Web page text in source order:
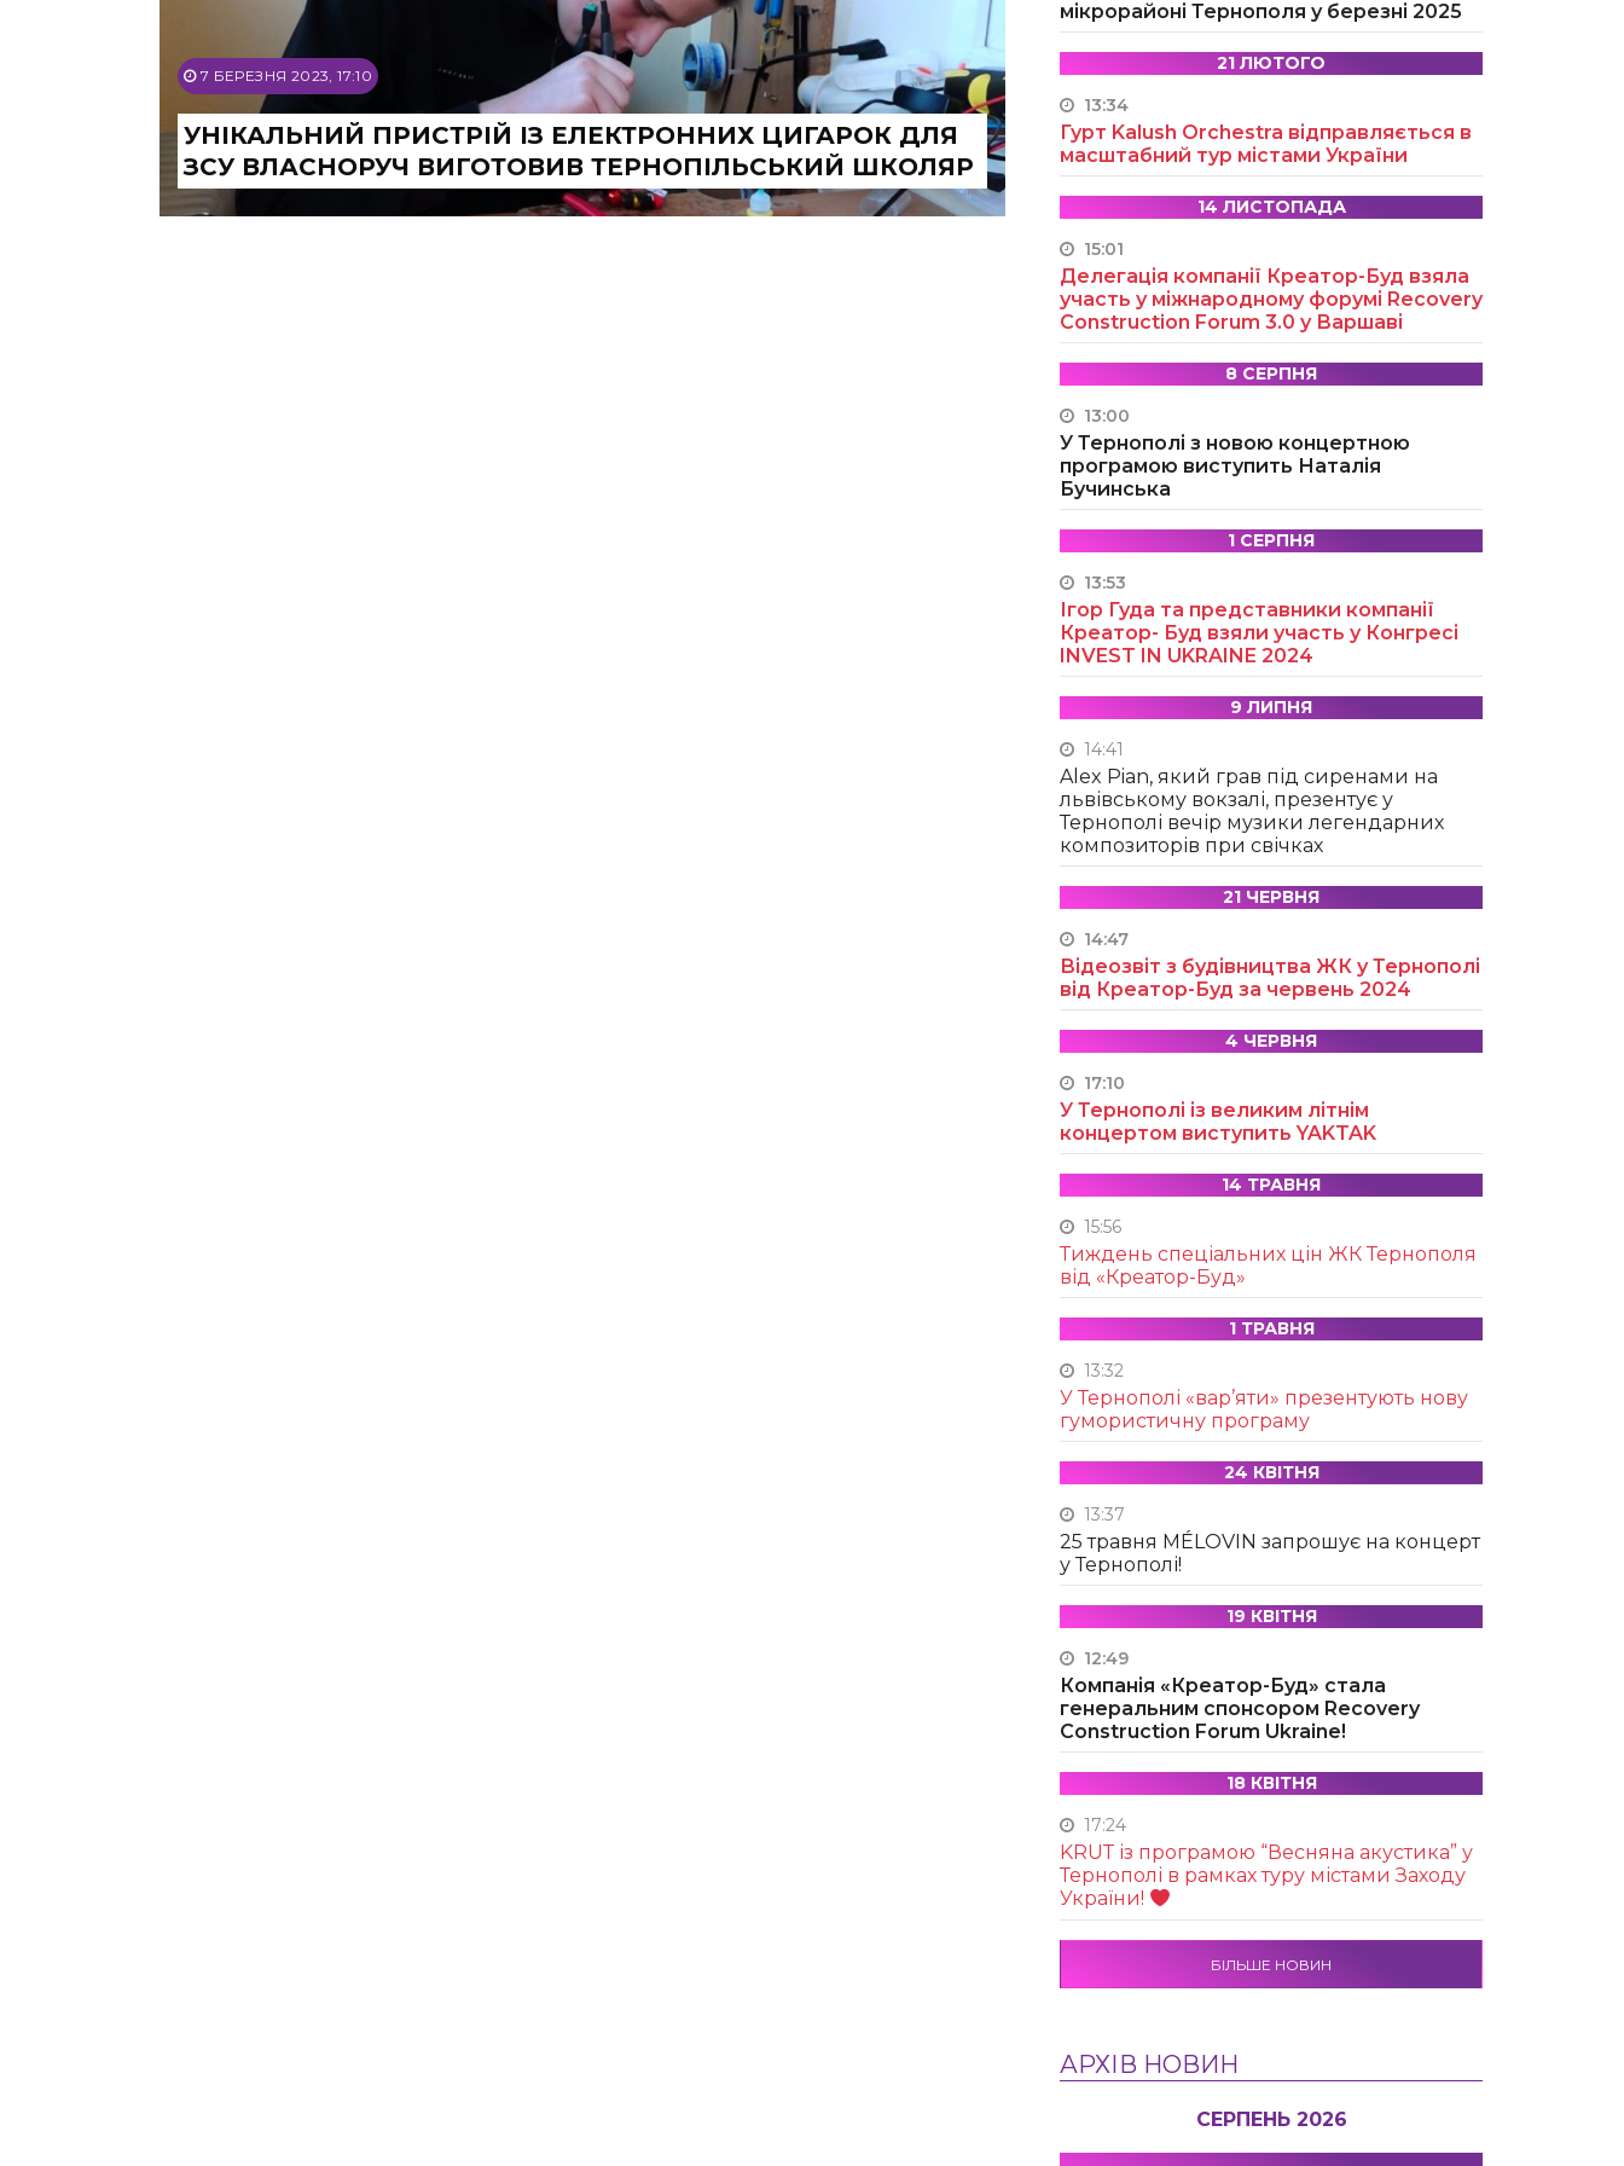
7 БЕРЕЗНЯ 2023, 17:10
УНІКАЛЬНИЙ ПРИСТРІЙ ІЗ ЕЛЕКТРОННИХ ЦИГАРОК ДЛЯ
ЗСУ ВЛАСНОРУЧ ВИГОТОВИВ ТЕРНОПІЛЬСЬКИЙ ШКОЛЯР
мікрорайоні Тернополя у березні 2025
21 ЛЮТОГО
13:34
Гурт Kalush Orchestra відправляється в
масштабний тур містами України
14 ЛИСТОПАДА
15:01
Делегація компанії Креатор-Буд взяла
участь у міжнародному форумі Recovery
Construction Forum 3.0 у Варшаві
8 СЕРПНЯ
13:00
У Тернополі з новою концертною
програмою виступить Наталія
Бучинська
1 СЕРПНЯ
13:53
Ігор Гуда та представники компанії
Креатор- Буд взяли участь у Конгресі
INVEST IN UKRAINE 2024
9 ЛИПНЯ
14:41
Alex Pian, який грав під сиренами на
львівському вокзалі, презентує у
Тернополі вечір музики легендарних
композиторів при свічках
21 ЧЕРВНЯ
14:47
Відеозвіт з будівництва ЖК у Тернополі
від Креатор-Буд за червень 2024
4 ЧЕРВНЯ
17:10
У Тернополі із великим літнім
концертом виступить YAKTAK
14 ТРАВНЯ
15:56
Тиждень спеціальних цін ЖК Тернополя
від «Креатор-Буд»
1 ТРАВНЯ
13:32
У Тернополі «вар’яти» презентують нову
гумористичну програму
24 КВІТНЯ
13:37
25 травня MÉLOVIN запрошує на концерт
у Тернополі!
19 КВІТНЯ
12:49
Компанія «Креатор-Буд» стала
генеральним спонсором Recovery
Construction Forum Ukraine!
18 КВІТНЯ
17:24
KRUТ із програмою “Весняна акустика” у
Тернополі в рамках туру містами Заходу
України!
БІЛЬШЕ НОВИН
АРХІВ НОВИН
СЕРПЕНЬ 2026